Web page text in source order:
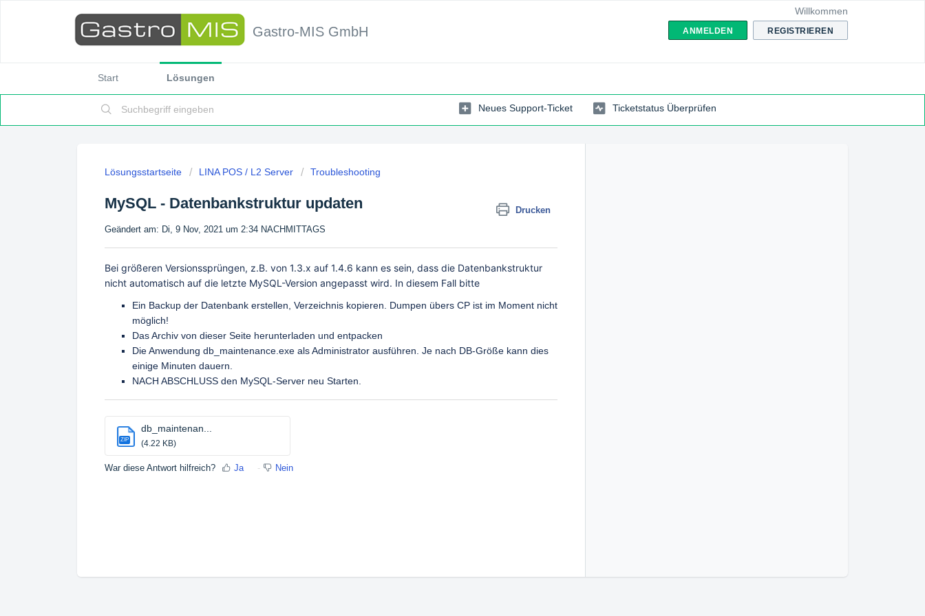
Gastro-MIS GmbH
Willkommen
ANMELDEN REGISTRIEREN
Start Lösungen
Neues Support-Ticket Ticketstatus Überprüfen
Lösungsstartseite LINA POS / L2 Server Troubleshooting
MySQL - Datenbankstruktur updaten
Drucken
Geändert am: Di, 9 Nov, 2021 um 2:34 NACHMITTAGS
Bei größeren Versionssprüngen, z.B. von 1.3.x auf 1.4.6 kann es sein, dass die Datenbankstruktur
nicht automatisch auf die letzte MySQL-Version angepasst wird. In diesem Fall bitte
Ein Backup der Datenbank erstellen, Verzeichnis kopieren. Dumpen übers CP ist im Moment nicht
möglich!
Das Archiv von dieser Seite herunterladen und entpacken
Die Anwendung db_maintenance.exe als Administrator ausführen. Je nach DB-Größe kann dies
einige Minuten dauern.
NACH ABSCHLUSS den MySQL-Server neu Starten.
ZIP
db_maintenan...
(4.22 KB)
War diese Antwort hilfreich? Ja Nein